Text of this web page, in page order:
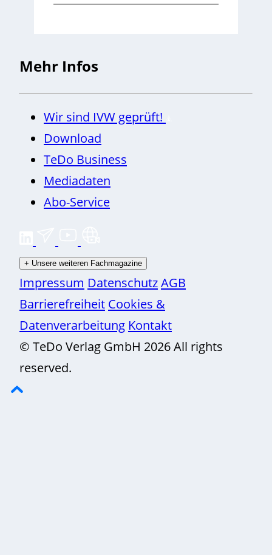
Mehr Infos
Wir sind IVW geprüft!
Download
TeDo Business
Mediadaten
Abo-Service
+ Unsere weiteren Fachmagazine
Impressum DatenschutzAGB
Barrierefreiheit Cookies &
Datenverarbeitung Kontakt
© TeDo Verlag GmbH 2026 All rights
reserved.